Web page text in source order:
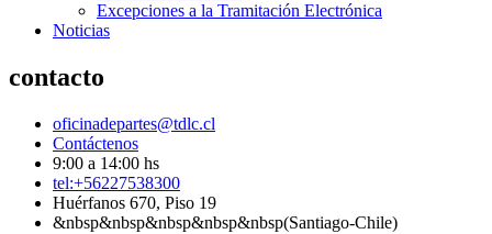
Excepciones a la Tramitación Electrónica
Noticias
contacto
oficinadepartes@tdlc.cl
Contáctenos
9:00 a 14:00 hs
tel:+56227538300
Huérfanos 670, Piso 19
&nbsp&nbsp&nbsp&nbsp&nbsp(Santiago-Chile)